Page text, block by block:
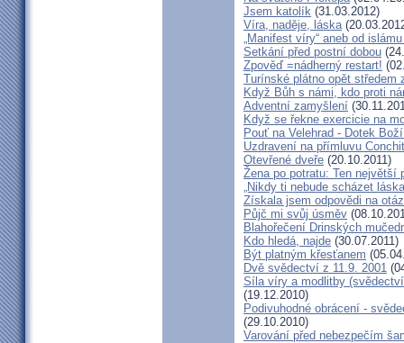
Jsem katolík (31.03.2012)
Víra, naděje, láska
„Manifest víry“ aneb od
Setkání před postní dobou
Zpověď =nádherný restart!
Turínské plátno opět středem
Když Bůh s námi, kdo proti
Adventní zamyšlení
Když se řekne exercicie na
Pouť na Velehrad - Dotek
Uzdravení na přímluvu
Otevřené dveře (20.10.2011)
Žena po potratu: Ten největší
„Nikdy ti nebude scházet
Získala jsem odpovědi na
Půjč mi svůj úsměv
Blahořečení Drinských
Kdo hledá, najde (30.07.2011)
Být platným křesťanem
Dvě svědectví z 11.9. 2001
Síla víry a modlitby
(19.12.2010)
Podivuhodné obrácení -
(29.10.2010)
Varování před nebezpečím